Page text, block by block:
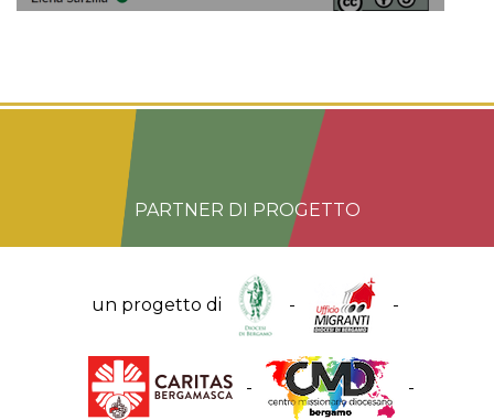
PARTNER DI PROGETTO
un progetto di - -
- -